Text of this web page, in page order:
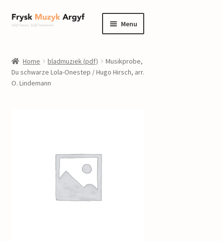
Ga
door
navigatie
Ga
naar
inhoud
Menu
informatie
Submenu
Home bladmuziek (pdf)
Musikprobe,
Du schwarze Lola-Onestep / Hugo Hirsch, arr.
O. Lindemann